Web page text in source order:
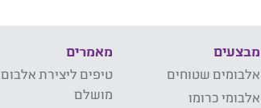
מבצעים
אלבומים שטוחים
אלבומי כרומו
מאמרים
טיפים ליצירת אלבום
מושלם